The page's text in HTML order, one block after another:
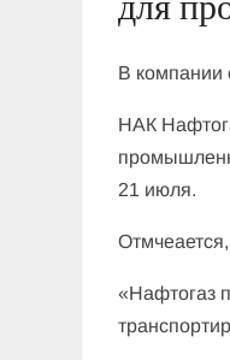
В компании
НАК
21 июля.
«Нафтогаз